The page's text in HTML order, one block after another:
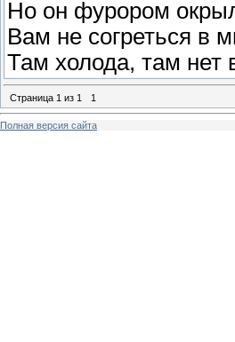
Но он фурором
Вам не согреться в
Там холода, там нет
Страница 1 из 1 1
Полная версия сайта